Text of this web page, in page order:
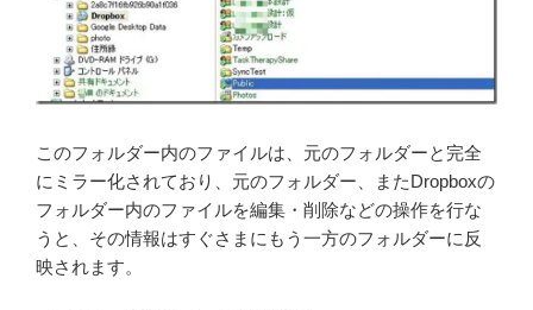
このフォルダー内のファイルは、元のフォルダーと完全
にミラー化されており、元のフォルダー、またDropboxの
フォルダー内のファイルを編集・削除などの操作を行な
うと、その情報はすぐさまにもう一方のフォルダーに反
映されます。